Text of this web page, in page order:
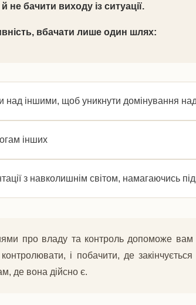
бачити виходу із ситуації.
вбачати лише один шлях:
над іншими, щоб уникнути домінування
інших
з навколишнім світом, намагаючись
про владу та контроль допоможе вам
і побачити, де
де вона дійсно є.